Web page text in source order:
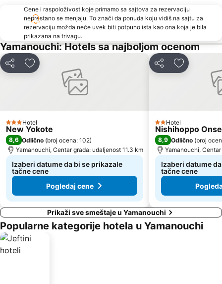
Cene i raspoloživost koje primamo sa sajtova za rezervaciju
neprestano se menjaju. To znači da ponuda koju vidiš na sajtu za
rezervaciju možda neće uvek biti potpuno ista kao ona koja je bila
prikazana na trivagu.
Yamanouchi: Hotels sa najboljom ocenom
Deli Dodati u favorite
3 Zvezdice
Hotel
New Yokote
8,6 Odlično (broj ocena: 102)
Yamanouchi, Centar grada: udaljenost 11.3 km
Izaberi datume da bi se prikazale
tačne cene
Pogledaj cene
Deli Dodati u
2 Zvezdice
Hotel
Nishihoppo
8,9 Odlično (broj
Yamanouchi,
Izaberi datume
tačne cene
Prikaži sve smeštaje u Yamanouchi
Popularne kategorije hotela u Yamanouchi